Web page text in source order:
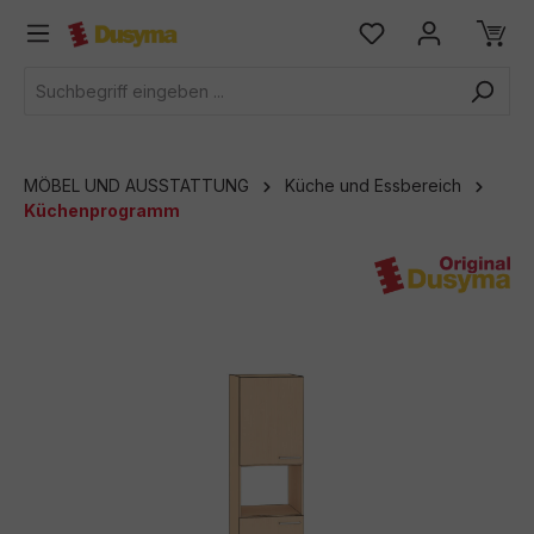
springen
MÖBEL UND AUSSTATTUNG
Küche und Essbereich
Küchenprogramm